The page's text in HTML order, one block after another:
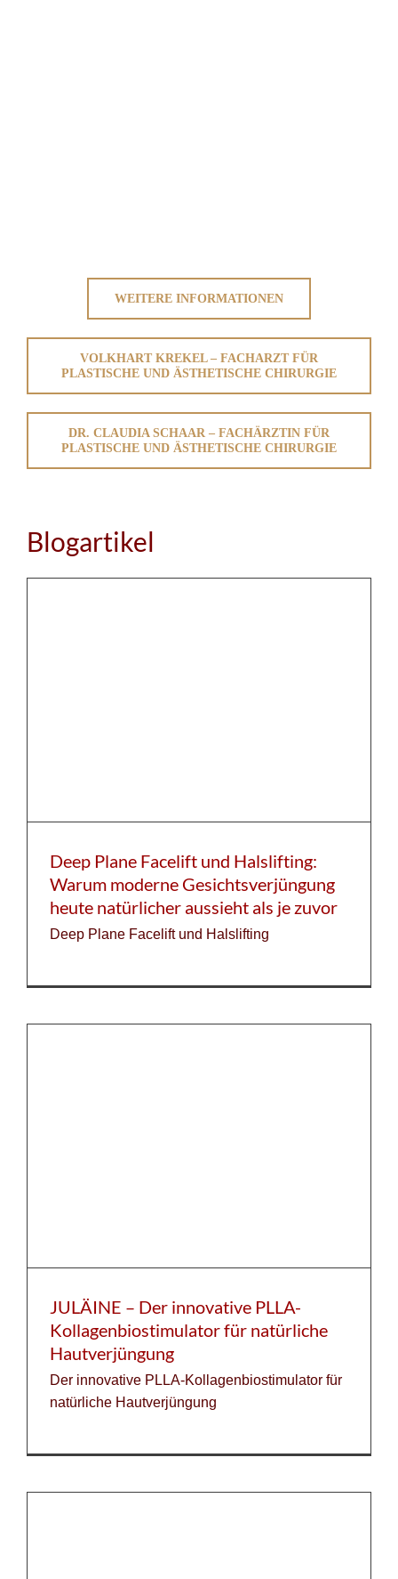
WEITERE INFORMATIONEN
VOLKHART KREKEL – FACHARZT FÜR
PLASTISCHE UND ÄSTHETISCHE CHIRURGIE
DR. CLAUDIA SCHAAR – FACHÄRZTIN FÜR
PLASTISCHE UND ÄSTHETISCHE CHIRURGIE
Blogartikel
Deep Plane Facelift und Halslifting:
Warum moderne Gesichtsverjüngung
heute natürlicher aussieht als je zuvor
Deep Plane Facelift und Halslifting
JULÄINE – Der innovative PLLA-
Kollagenbiostimulator für natürliche
Hautverjüngung
Der innovative PLLA-Kollagenbiostimulator für
natürliche Hautverjüngung